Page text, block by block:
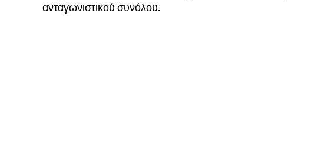
ανταγωνιστικού συνόλου.